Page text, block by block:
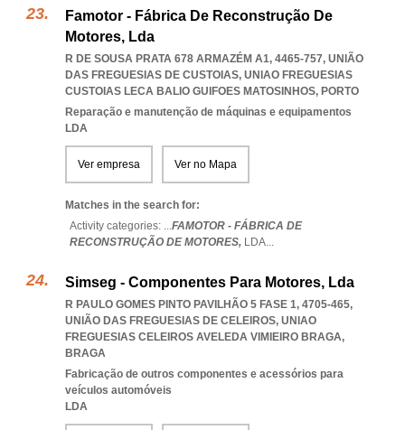
Famotor - Fábrica De Reconstrução De
Motores, Lda
R DE SOUSA PRATA 678 ARMAZÉM A1, 4465-757, UNIÃO
DAS FREGUESIAS DE CUSTOIAS, UNIAO FREGUESIAS
CUSTOIAS LECA BALIO GUIFOES MATOSINHOS, PORTO
Reparação e manutenção de máquinas e equipamentos
LDA
Ver empresa Ver no Mapa
Matches in the search for:
Activity categories: ...FAMOTOR - FÁBRICA DE
RECONSTRUÇÃO DE MOTORES, LDA...
Simseg - Componentes Para Motores, Lda
R PAULO GOMES PINTO PAVILHÃO 5 FASE 1, 4705-465,
UNIÃO DAS FREGUESIAS DE CELEIROS, UNIAO
FREGUESIAS CELEIROS AVELEDA VIMIEIRO BRAGA,
BRAGA
Fabricação de outros componentes e acessórios para
veículos automóveis
LDA